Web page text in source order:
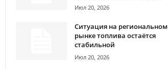
Июл 20, 2026
Ситуация на региональном
рынке топлива остаётся
стабильной
Июл 20, 2026